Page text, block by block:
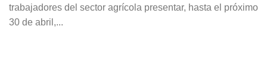
trabajadores del sector agrícola presentar, hasta el próximo
30 de abril,...